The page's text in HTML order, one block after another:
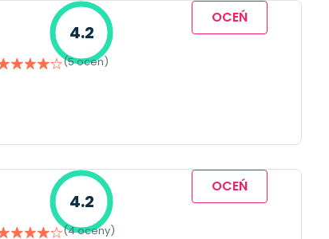
4.2
(5 ocen)
OCEŃ
4.2
(4 oceny)
OCEŃ